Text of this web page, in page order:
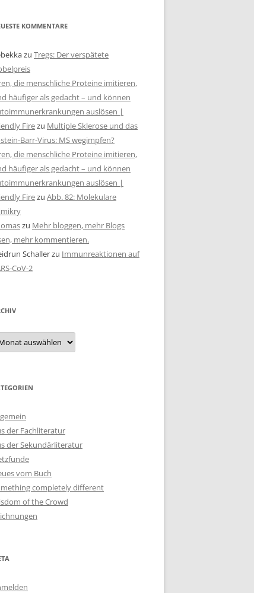
KOMMENTARE
zu Tregs: Der verspätete
die menschliche Proteine imitieren,
häufiger als gedacht – und können
auslösen |
Firezu Multiple Sklerose und das
Barr-Virus: MS wegimpfen?
die menschliche Proteine imitieren,
häufiger als gedacht – und können
auslösen |
Firezu Abb. 82: Molekulare
zu Mehr bloggen, mehr Blogs
mehr kommentieren.
Schallerzu Immunreaktionen auf
CoV-2
der Fachliteratur
der Sekundärliteratur
vom Buch
completely different
of the Crowd